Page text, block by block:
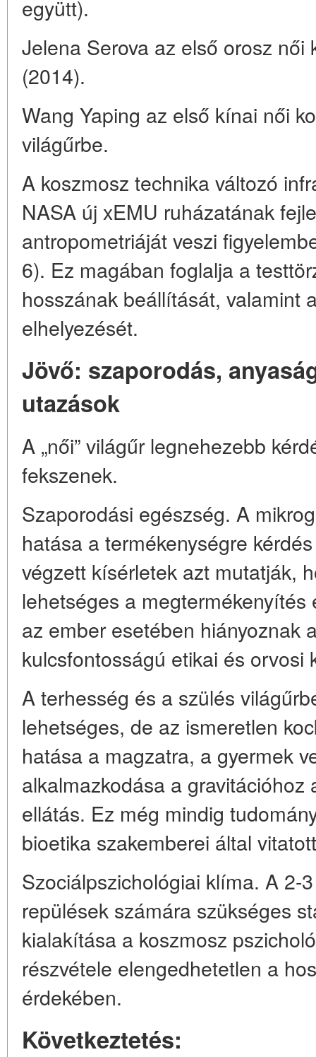
együtt).
Jelena Serova az első orosz női
(2014).
Wang Yaping az első kínai női
világűrbe.
A koszmosz technika változó
NASA új xEMU ruházatának
antropometriáját veszi
6). Ez magában foglalja a
hosszának beállítását, valamint
elhelyezését.
Jövő: szaporodás,
utazások
A „női” világűr legnehezebb
fekszenek.
Szaporodási egészség. A
hatása a termékenységre
végzett kísérletek azt mutatják,
lehetséges a
az ember esetében hiányoznak
kulcsfontosságú etikai és orvosi
A terhesség és a szülés
lehetséges, de az ismeretlen
hatása a magzatra, a gyermek
alkalmazkodása a
ellátás. Ez még mindig
bioetika szakemberei által
Szociálpszichológiai klíma. A 2-
repülések számára szükséges
kialakítása a koszmosz
részvétele elengedhetetlen a
érdekében.
Következtetés: